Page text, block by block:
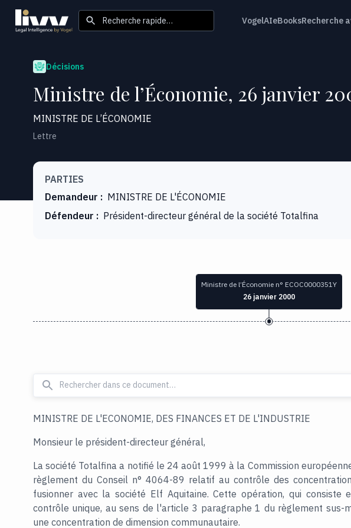
Recherche rapide… VogelAIeBooksRecherche
Décisions
Ministre de l’Économie, 26 janvier
MINISTRE DE L’ÉCONOMIE
Lettre
PARTIES
Demandeur : MINISTRE DE L'ÉCONOMIE
Défendeur : Président-directeur général de la société Totalfina
Ministre de l’Économie n° ECOC0000351Y
26 janvier 2000
MINISTRE DE L'ECONOMIE, DES FINANCES ET DE L'INDUSTRIE
Monsieur le président-directeur général,
La société Totalfina a notifié le 24 août 1999 à la Commission
règlement du Conseil n° 4064-89 relatif au contrôle des
fusionner avec la société Elf Aquitaine. Cette opération, qui consiste
contrôle unique, au sens de l'article 3 paragraphe 1 du règlement sus-
une concentration de dimension communautaire.